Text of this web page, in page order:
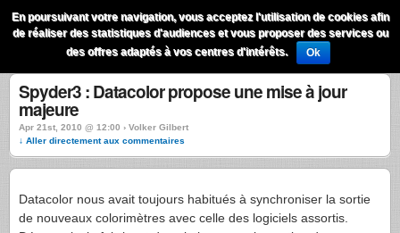
QuestionsPhoto Menu
Spyder3 : Datacolor propose une mise à jour
majeure
Apr 21st, 2010 @ 12:00 › Volker Gilbert
↓ Aller directement aux commentaires
Datacolor nous avait toujours habitués à synchroniser la sortie
de nouveaux colorimètres avec celle des logiciels assortis.
En poursuivant votre navigation, vous acceptez l'utilisation de cookies afin
de réaliser des statistiques d'audiences et vous proposer des services ou
des offres adaptés à vos centres d'intérêts.
Ok